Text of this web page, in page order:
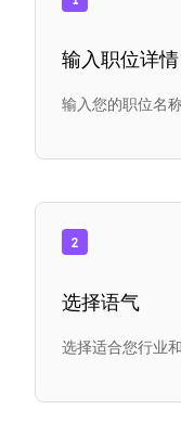
输入职位详情
输入您的职位名
2
选择语气
选择适合您行业